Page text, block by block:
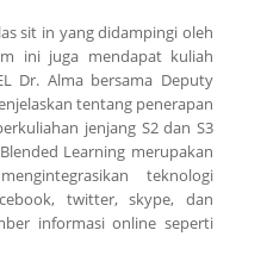
sit in yang didampingi oleh
ini juga mendapat kuliah
Dr. Alma bersama Deputy
tentang penerapan
jenjang S2 dan S3
Learning merupakan
teknologi
twitter, skype, dan
informasi online seperti